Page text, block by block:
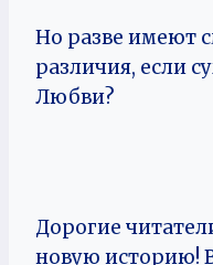
Но разве имеют
различия, если
Любви?
Дорогие
новую историю!